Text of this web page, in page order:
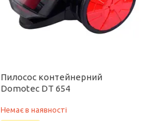
Пилосос контейнерний
Domotec DT 654
Немає в наявності